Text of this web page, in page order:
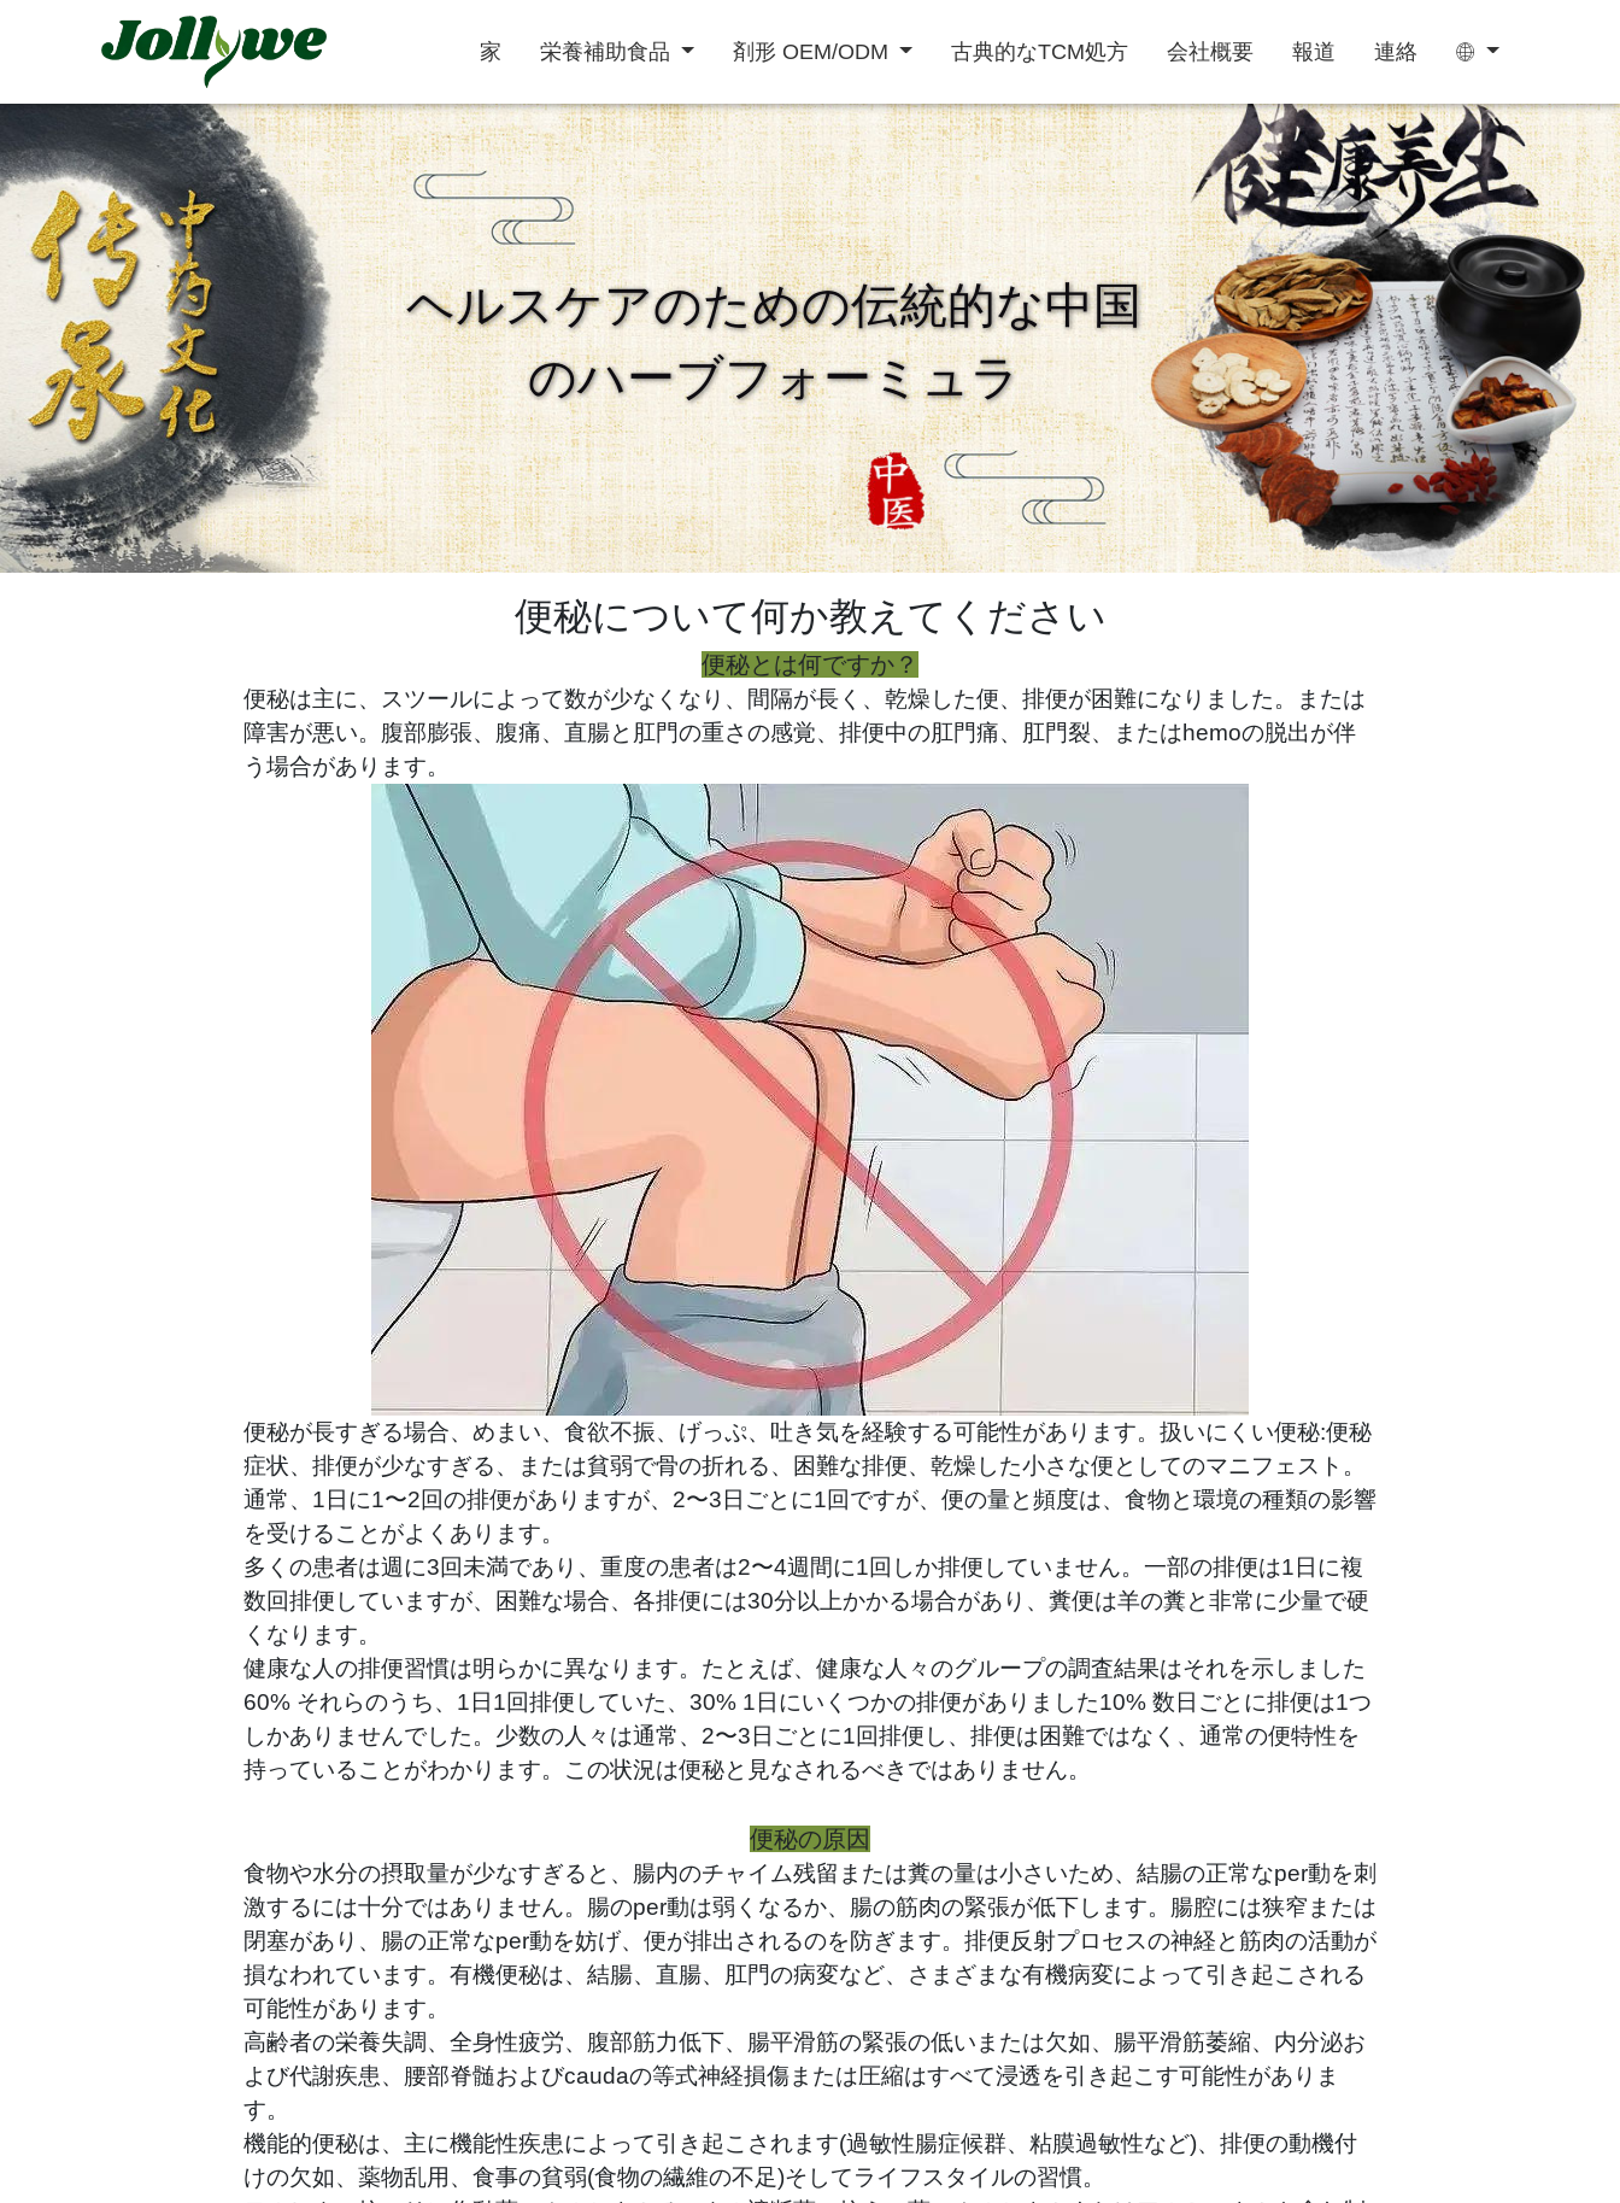
家 栄養補助食品 剤形 OEM/ODM 古典的なTCM処方 会社概要 報道 連絡
便秘緩和 減量食事 美容サプリメント 免疫力を高める 精欲増強男性 心臓血管治療 睡眠サプリ 成長期サプリ 阿膠糕
錠剤 カプセル 粉末飲料 液体飲料 ティーバッグ グミ
ヘルスケアのための伝統的な中国
のハーブフォーミュラ
便秘について何か教えてください
便秘とは何ですか？
便秘は主に、スツールによって数が少なくなり、間隔が長く、乾燥した便、排便が困難になりました。または
障害が悪い。腹部膨張、腹痛、直腸と肛門の重さの感覚、排便中の肛門痛、肛門裂、またはhemoの脱出が伴
う場合があります。
便秘が長すぎる場合、めまい、食欲不振、げっぷ、吐き気を経験する可能性があります。扱いにくい便秘:便秘
症状、排便が少なすぎる、または貧弱で骨の折れる、困難な排便、乾燥した小さな便としてのマニフェスト。
通常、1日に1〜2回の排便がありますが、2〜3日ごとに1回ですが、便の量と頻度は、食物と環境の種類の影響
を受けることがよくあります。
多くの患者は週に3回未満であり、重度の患者は2〜4週間に1回しか排便していません。一部の排便は1日に複
数回排便していますが、困難な場合、各排便には30分以上かかる場合があり、糞便は羊の糞と非常に少量で硬
くなります。
健康な人の排便習慣は明らかに異なります。たとえば、健康な人々のグループの調査結果はそれを示しました
60% それらのうち、1日1回排便していた、 30% 1日にいくつかの排便がありました10% 数日ごとに排便は1つ
しかありませんでした。少数の人々は通常、2〜3日ごとに1回排便し、排便は困難ではなく、通常の便特性を
持っていることがわかります。この状況は便秘と見なされるべきではありません。
便秘の原因
食物や水分の摂取量が少なすぎると、腸内のチャイム残留または糞の量は小さいため、結腸の正常なper動を刺
激するには十分ではありません。腸のper動は弱くなるか、腸の筋肉の緊張が低下します。腸腔には狭窄または
閉塞があり、腸の正常なper動を妨げ、便が排出されるのを防ぎます。排便反射プロセスの神経と筋肉の活動が
損なわれています。有機便秘は、結腸、直腸、肛門の病変など、さまざまな有機病変によって引き起こされる
可能性があります。
高齢者の栄養失調、全身性疲労、腹部筋力低下、腸平滑筋の緊張の低いまたは欠如、腸平滑筋萎縮、内分泌お
よび代謝疾患、腰部脊髄およびcaudaの等式神経損傷または圧縮はすべて浸透を引き起こす可能性がありま
す。
機能的便秘は、主に機能性疾患によって引き起こされます(過敏性腸症候群、粘膜過敏性など)、排便の動機付
けの欠如、薬物乱用、食事の貧弱(食物の繊維の不足)そしてライフスタイルの習慣。